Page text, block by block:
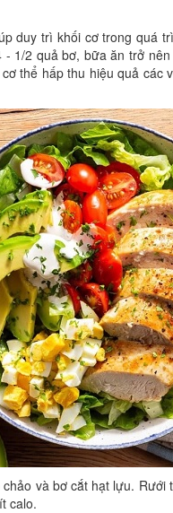
duy trì khối cơ trong quá
1/2 quả bơ, bữa ăn trở
thể hấp thu hiệu quả các
và bơ cắt hạt lựu.
calo.